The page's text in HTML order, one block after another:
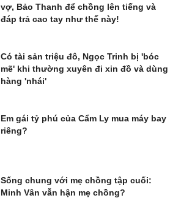
vợ, Bảo Thanh để chồng lên tiếng và
đáp trả cao tay như thế này!
Có tài sản triệu đô, Ngọc Trinh bị 'bóc
mẽ' khi thường xuyên đi xin đồ và dùng
hàng 'nhái'
Em gái tỷ phú của Cẩm Ly mua máy bay
riêng?
Sống chung với mẹ chồng tập cuối:
Minh Vân vẫn hận mẹ chồng?